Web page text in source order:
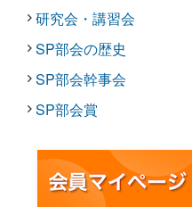
研究会・講習会
SP部会の歴史
SP部会幹事会
SP部会賞